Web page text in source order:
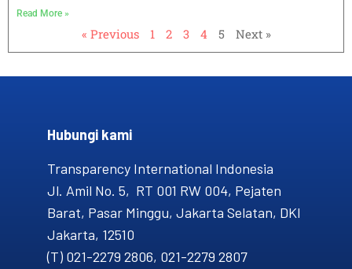
Read More »
« Previous 1 2 3 4 5 Next »
Hubungi kami​
Transparency International Indonesia
Jl. Amil No. 5, RT 001 RW 004, Pejaten
Barat, Pasar Minggu, Jakarta Selatan, DKI
Jakarta, 12510
(T) 021-2279 2806, 021-2279 2807